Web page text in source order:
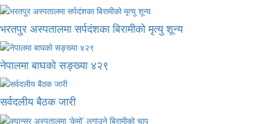
भरतपुर अस्पतालमा सर्पदंशका बिरामीको मृत्यु शून्य
नेपालमा बाघको सङ्ख्या ४२९
सर्वदलीय बैठक जारी